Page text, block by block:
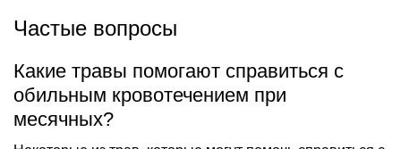
Частые вопросы
Какие травы помогают справиться с
обильным кровотечением при
месячных?